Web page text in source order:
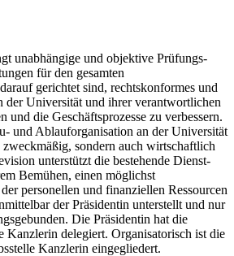
unabhängige und objektive Prüfungs-
für den gesamten
gerichtet sind, rechtskonformes und
der Universität und ihrer verantwortlichen
und die Geschäftsprozesse zu verbessern.
und Ablauforganisation an der Universität
sondern auch wirtschaftlich
unterstützt die bestehende Dienst-
Bemühen, einen möglichst
personellen und finanziellen Ressourcen
der Präsidentin unterstellt und nur
Die Präsidentin hat die
Kanzlerin delegiert. Organisatorisch ist die
Kanzlerin eingegliedert.